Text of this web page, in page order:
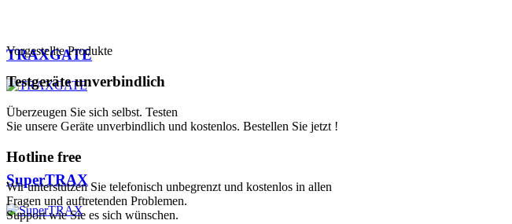
TRAXGATE
SuperTRAX
Vorgestellte Produkte
Testgeräteunverbindlich
Überzeugen Sie sich selbst. Testen
Sie unsere Geräte unverbindlich und kostenlos. Bestellen Sie jetzt !
Hotline free
Wir unterstützen Sie telefonisch unbegrenzt und kostenlos in allen
Fragen und auftretenden Problemen.
Support wie Sie es sich wünschen.